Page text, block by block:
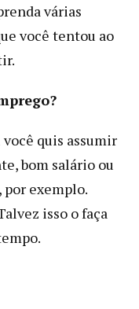
várias
você tentou ao
quis assumir
bom salário ou
exemplo.
isso o faça